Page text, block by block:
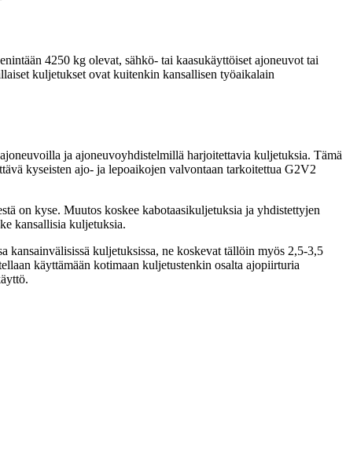
4250 kg olevat, sähkö- tai kaasukäyttöiset ajoneuvot tai
kuljetukset ovat kuitenkin kansallisen työaikalain
ja ajoneuvoyhdistelmillä harjoitettavia kuljetuksia. Tämä
kyseisten ajo- ja lepoaikojen valvontaan tarkoitettua G2V2
on kyse. Muutos koskee kabotaasikuljetuksia ja yhdistettyjen
kansallisia kuljetuksia.
kansainvälisissä kuljetuksissa, ne koskevat tällöin myös 2,5-3,5
käyttämään kotimaan kuljetustenkin osalta ajopiirturia